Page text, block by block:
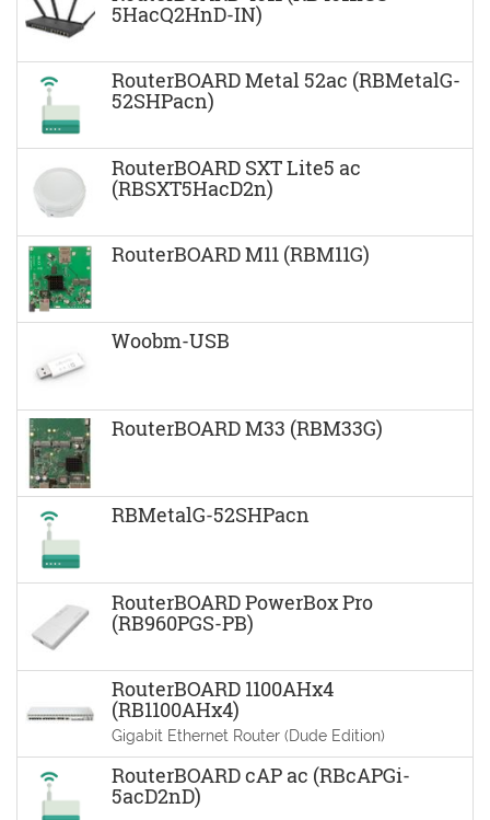
5HacQ2HnD-IN)
RouterBOARD Metal 52ac (RBMetalG-
52SHPacn)
RouterBOARD SXT Lite5 ac
(RBSXT5HacD2n)
RouterBOARD M11 (RBM11G)
Woobm-USB
RouterBOARD M33 (RBM33G)
RBMetalG-52SHPacn
RouterBOARD PowerBox Pro
(RB960PGS-PB)
RouterBOARD 1100AHx4
(RB1100AHx4)
Gigabit Ethernet Router (Dude Edition)
RouterBOARD cAP ac (RBcAPGi-
5acD2nD)